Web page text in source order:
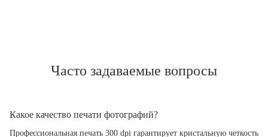
Часто задаваемые вопросы
Какое качество печати фотографий?
Профессиональная печать 300 dpi гарантирует кристальную четкость